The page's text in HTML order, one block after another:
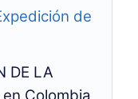
de
DE LA